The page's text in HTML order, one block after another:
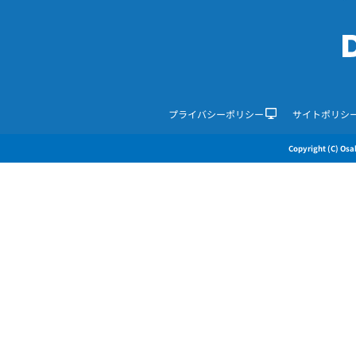
プライバシーポリシー サイトポリシ
Copyright (C)